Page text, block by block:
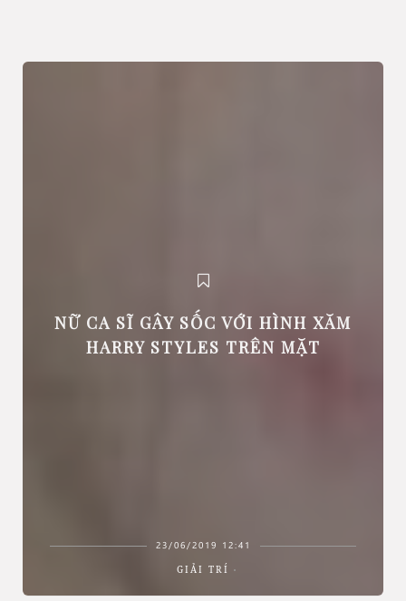
NỮ CA SĨ GÂY SỐC VỚI HÌNH XĂM
HARRY STYLES TRÊN MẶT
23/06/2019 12:41
GIẢI TRÍ